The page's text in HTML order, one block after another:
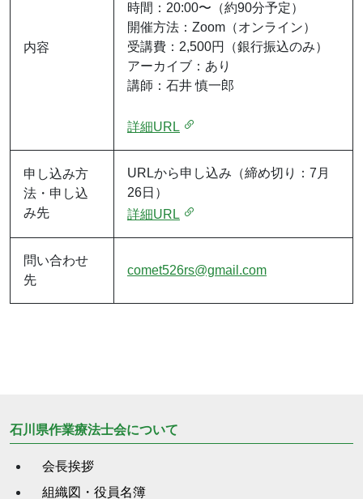
内容
時間：20:00〜（約90分予定）
開催方法：Zoom（オンライン）
受講費：2,500円（銀行振込のみ）
アーカイブ：あり
講師：石井 慎一郎
詳細URL
申し込み方
法・申し込
み先
URLから申し込み（締め切り：7月
26日）
詳細URL
問い合わせ
先
comet526rs@gmail.com
石川県作業療法士会について
会長挨拶
組織図・役員名簿